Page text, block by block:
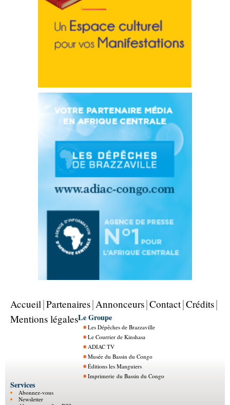
Accueil Partenaires Annonceurs Contact Crédits
Mentions légalesLe Groupe
Les Dépêches de Brazzaville
Le Courrier de Kinshasa
ADIAC TV
Musée du Bassin du Congo
Éditions les Manguiers
Imprimerie du Bassin du Congo
Services
Abonnez-vous
Newsletter